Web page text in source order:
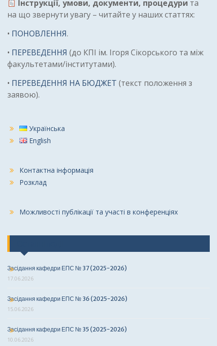
Інструкції, умови, документи, процедури та
на що звернути увагу – читайте у наших статтях:
• ПОНОВЛЕННЯ.
• ПЕРЕВЕДЕННЯ (до КПІ ім. Ігоря Сікорського та між
факультетами/інститутами).
• ПЕРЕВЕДЕННЯ НА БЮДЖЕТ (текст положення з
заявою).
Українська
English
Контактна інформація
Розклад
Можливості публікації та участі в конференціях
Засідання кафедри ЕПС № 37 (2025-2026)
17.06.2026
Засідання кафедри ЕПС № 36 (2025-2026)
15.06.2026
Засідання кафедри ЕПС № 35 (2025-2026)
10.06.2026